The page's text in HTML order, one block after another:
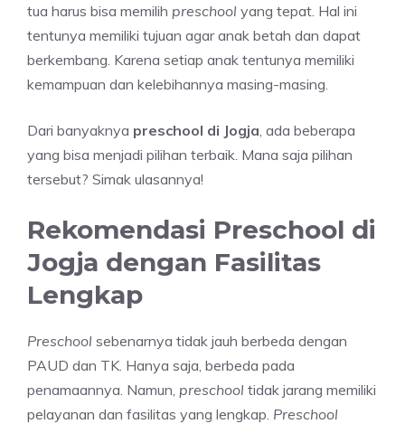
tua harus bisa memilih preschool yang tepat. Hal ini
tentunya memiliki tujuan agar anak betah dan dapat
berkembang. Karena setiap anak tentunya memiliki
kemampuan dan kelebihannya masing-masing.
Dari banyaknya preschool di Jogja , ada beberapa
yang bisa menjadi pilihan terbaik. Mana saja pilihan
tersebut? Simak ulasannya!
Rekomendasi Preschool di
Jogja dengan Fasilitas
Lengkap
Preschool sebenarnya tidak jauh berbeda dengan
PAUD dan TK. Hanya saja, berbeda pada
penamaannya. Namun, preschool tidak jarang memiliki
pelayanan dan fasilitas yang lengkap. Preschool